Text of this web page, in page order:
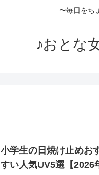
〜毎日をち
♪おとな
小学生の日焼け止めお
すい人気UV5選【2026